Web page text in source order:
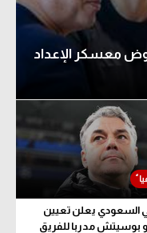
معسكر الإعداد
السعودي يعلن تعيين
بوسيتش مدربا للفريق